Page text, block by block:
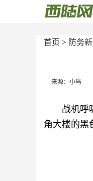
首页 > 防务
来源：小鸟
战机呼
角大楼的黑